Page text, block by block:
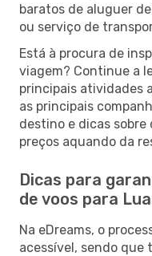
baratos de aluguer
ou serviço de
Está à procura de
viagem? Continue a
principais atividades
as principais
destino e dicas
preços aquando da
Dicas para
de voos para
Na eDreams, o
acessível, sendo que